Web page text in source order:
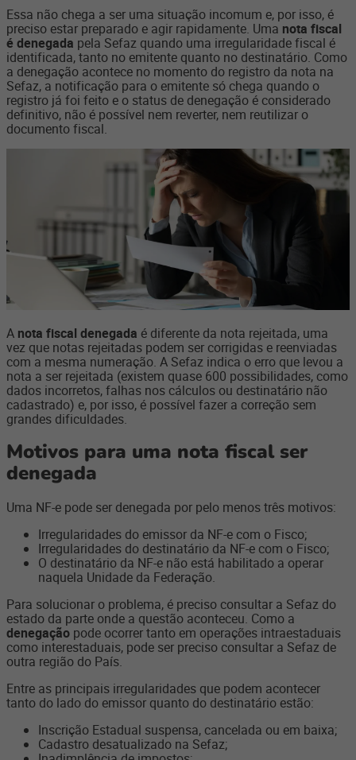
Essa não chega a ser uma situação incomum e, por isso, é
preciso estar preparado e agir rapidamente. Uma nota fiscal
é denegada pela Sefaz quando uma irregularidade fiscal é
identificada, tanto no emitente quanto no destinatário. Como
a denegação acontece no momento do registro da nota na
Sefaz, a notificação para o emitente só chega quando o
registro já foi feito e o status de denegação é considerado
definitivo, não é possível nem reverter, nem reutilizar o
documento fiscal.
A nota fiscal denegada é diferente da nota rejeitada, uma
vez que notas rejeitadas podem ser corrigidas e reenviadas
com a mesma numeração. A Sefaz indica o erro que levou a
nota a ser rejeitada (existem quase 600 possibilidades, como
dados incorretos, falhas nos cálculos ou destinatário não
cadastrado) e, por isso, é possível fazer a correção sem
grandes dificuldades.
Motivos para uma nota fiscal ser
denegada
Uma NF-e pode ser denegada por pelo menos três motivos:
Irregularidades do emissor da NF-e com o Fisco;
Irregularidades do destinatário da NF-e com o Fisco;
O destinatário da NF-e não está habilitado a operar
naquela Unidade da Federação.
Para solucionar o problema, é preciso consultar a Sefaz do
estado da parte onde a questão aconteceu. Como a
denegação pode ocorrer tanto em operações intraestaduais
como interestaduais, pode ser preciso consultar a Sefaz de
outra região do País.
Entre as principais irregularidades que podem acontecer
tanto do lado do emissor quanto do destinatário estão:
Inscrição Estadual suspensa, cancelada ou em baixa;
Cadastro desatualizado na Sefaz;